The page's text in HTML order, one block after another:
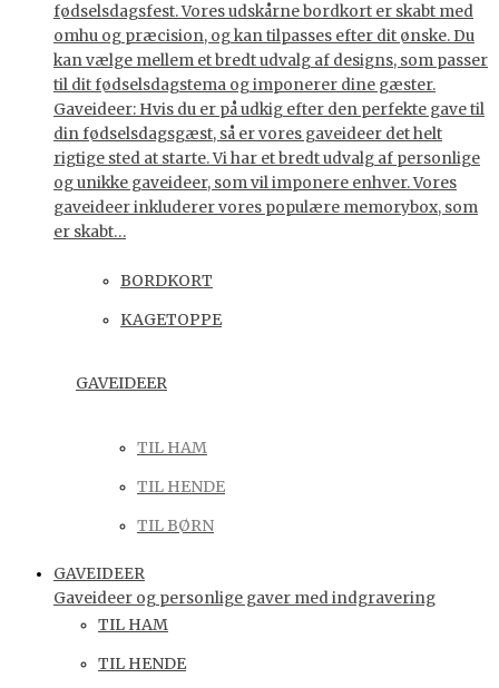
fødselsdagsfest. Vores udskårne bordkort er skabt med
omhu og præcision, og kan tilpasses efter dit ønske. Du
kan vælge mellem et bredt udvalg af designs, som passer
til dit fødselsdagstema og imponerer dine gæster.
Gaveideer: Hvis du er på udkig efter den perfekte gave til
din fødselsdagsgæst, så er vores gaveideer det helt
rigtige sted at starte. Vi har et bredt udvalg af personlige
og unikke gaveideer, som vil imponere enhver. Vores
gaveideer inkluderer vores populære memorybox, som
er skabt…
BORDKORT
KAGETOPPE
GAVEIDEER
TIL HAM
TIL HENDE
TIL BØRN
GAVEIDEER
Gaveideer og personlige gaver med indgravering
TIL HAM
TIL HENDE